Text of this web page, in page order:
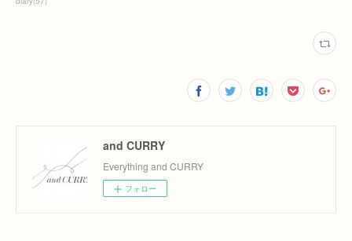
and CURRY
Everything and CURRY
フォロー